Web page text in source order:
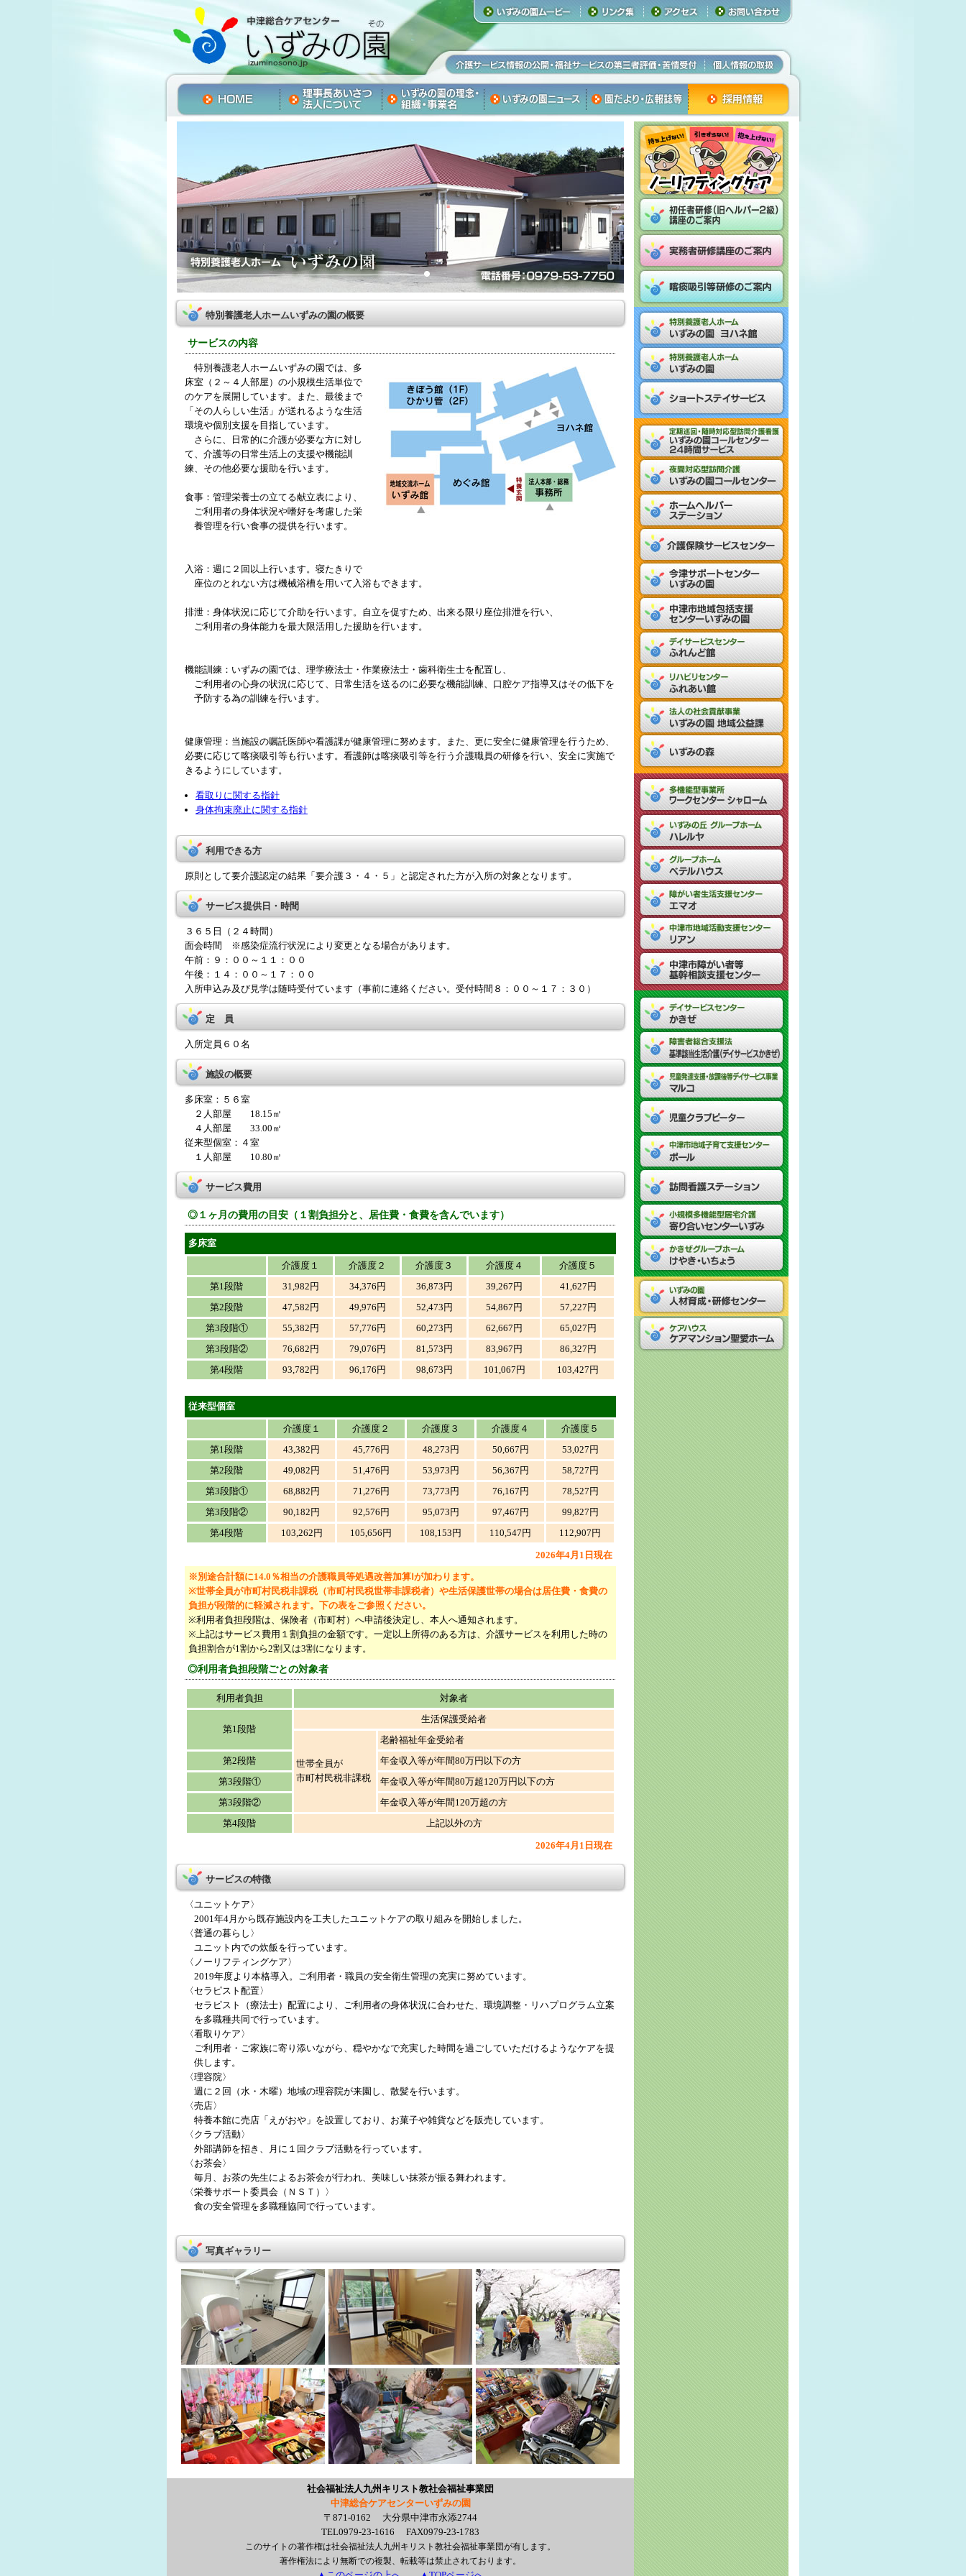
特別養護老人ホームいずみの園の概要
サービスの内容
特別養護老人ホームいずみの園では、多
床室（２～４人部屋）の小規模生活単位で
のケアを展開しています。また、最後まで
「その人らしい生活」が送れるような生活
環境や個別支援を目指しています。
さらに、日常的に介護が必要な方に対し
て、介護等の日常生活上の支援や機能訓
練、その他必要な援助を行います。
食事：管理栄養士の立てる献立表により、
ご利用者の身体状況や嗜好を考慮した栄
養管理を行い食事の提供を行います。
入浴：週に２回以上行います。寝たきりで
座位のとれない方は機械浴槽を用いて入浴もできます。
排泄：身体状況に応じて介助を行います。自立を促すため、出来る限り座位排泄を行い、
ご利用者の身体能力を最大限活用した援助を行います。
機能訓練：いずみの園では、理学療法士・作業療法士・歯科衛生士を配置し、
ご利用者の心身の状況に応じて、日常生活を送るのに必要な機能訓練、口腔ケア指導又はその低下を
予防する為の訓練を行います。
健康管理：当施設の嘱託医師や看護課が健康管理に努めます。また、更に安全に健康管理を行うため、
必要に応じて喀痰吸引等も行います。看護師は喀痰吸引等を行う介護職員の研修を行い、安全に実施で
きるようにしています。
看取りに関する指針
身体拘束廃止に関する指針
利用できる方
原則として要介護認定の結果「要介護３・４・５」と認定された方が入所の対象となります。
サービス提供日・時間
３６５日（２４時間）
面会時間 ※感染症流行状況により変更となる場合があります。
午前：９：００～１１：００
午後：１４：００～１７：００
入所申込み及び見学は随時受付ています（事前に連絡ください。受付時間８：００～１７：３０）
定 員
入所定員６０名
施設の概要
多床室：５６室
２人部屋 18.15㎡
４人部屋 33.00㎡
従来型個室：４室
１人部屋 10.80㎡
サービス費用
◎１ヶ月の費用の目安（１割負担分と、居住費・食費を含んでいます）
多床室
介護度１ 介護度２ 介護度３ 介護度４
介護度５
第1段階
31,982円 34,376円 36,873円 39,267円
41,627円
第2段階
47,582円 49,976円 52,473円 54,867円
57,227円
第3段階①
55,382円 57,776円 60,273円 62,667円
65,027円
第3段階②
76,682円 79,076円 81,573円 83,967円
86,327円
第4段階
93,782円 96,176円 98,673円 101,067円 103,427円
従来型個室
介護度１ 介護度２ 介護度３ 介護度４
介護度５
第1段階
43,382円 45,776円 48,273円 50,667円
53,027円
第2段階
49,082円 51,476円 53,973円 56,367円
58,727円
第3段階①
68,882円 71,276円 73,773円 76,167円
78,527円
第3段階②
90,182円 92,576円 95,073円 97,467円
99,827円
第4段階
103,262円 105,656円 108,153円 110,547円 112,907円
2026年4月1日現在
※別途合計額に14.0％相当の介護職員等処遇改善加算Ⅰが加わります。
※世帯全員が市町村民税非課税（市町村民税世帯非課税者）や生活保護世帯の場合は居住費・食費の
負担が段階的に軽減されます。下の表をご参照ください。
※利用者負担段階は、保険者（市町村）へ申請後決定し、本人へ通知されます。
※上記はサービス費用１割負担の金額です。一定以上所得のある方は、介護サービスを利用した時の
負担割合が1割から2割又は3割になります。
◎利用者負担段階ごとの対象者
利用者負担 対象者
第1段階
生活保護受給者
世帯全員が
市町村民税非課税
老齢福祉年金受給者
第2段階
年金収入等が年間80万円以下の方
第3段階①
年金収入等が年間80万超120万円以下の方
第3段階②
年金収入等が年間120万超の方
第4段階
上記以外の方
2026年4月1日現在
サービスの特徴
〈ユニットケア〉
2001年4月から既存施設内を工夫したユニットケアの取り組みを開始しました。
〈普通の暮らし〉
ユニット内での炊飯を行っています。
〈ノーリフティングケア〉
2019年度より本格導入。ご利用者・職員の安全衛生管理の充実に努めています。
〈セラピスト配置〉
セラピスト（療法士）配置により、ご利用者の身体状況に合わせた、環境調整・リハプログラム立案
を多職種共同で行っています。
〈看取りケア〉
ご利用者・ご家族に寄り添いながら、穏やかなで充実した時間を過ごしていただけるようなケアを提
供します。
〈理容院〉
週に２回（水・木曜）地域の理容院が来園し、散髪を行います。
〈売店〉
特養本館に売店「えがおや」を設置しており、お菓子や雑貨などを販売しています。
〈クラブ活動〉
外部講師を招き、月に１回クラブ活動を行っています。
〈お茶会〉
毎月、お茶の先生によるお茶会が行われ、美味しい抹茶が振る舞われます。
〈栄養サポート委員会（ＮＳＴ）〉
食の安全管理を多職種協同で行っています。
写真ギャラリー
社会福祉法人九州キリスト教社会福祉事業団
中津総合ケアセンターいずみの園
〒871-0162 大分県中津市永添2744
TEL0979-23-1616 FAX0979-23-1783
このサイトの著作権は社会福祉法人九州キリスト教社会福祉事業団が有します。
著作権法により無断での複製、転載等は禁止されております。